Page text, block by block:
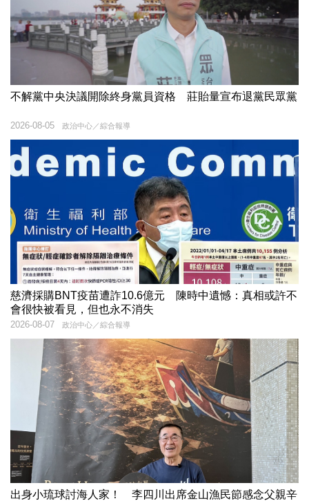
不解黨中央決議開除終身黨員資格 莊貽量宣布退黨民眾黨
政治中心／綜合報導
2026-08-05
慈濟採購BNT疫苗遭詐10.6億元 陳時中遺憾：真相或許不
會很快被看見，但也永不消失
政治中心／綜合報導
2026-08-07
出身小琉球討海人家！ 李四川出席金山漁民節感念父親辛